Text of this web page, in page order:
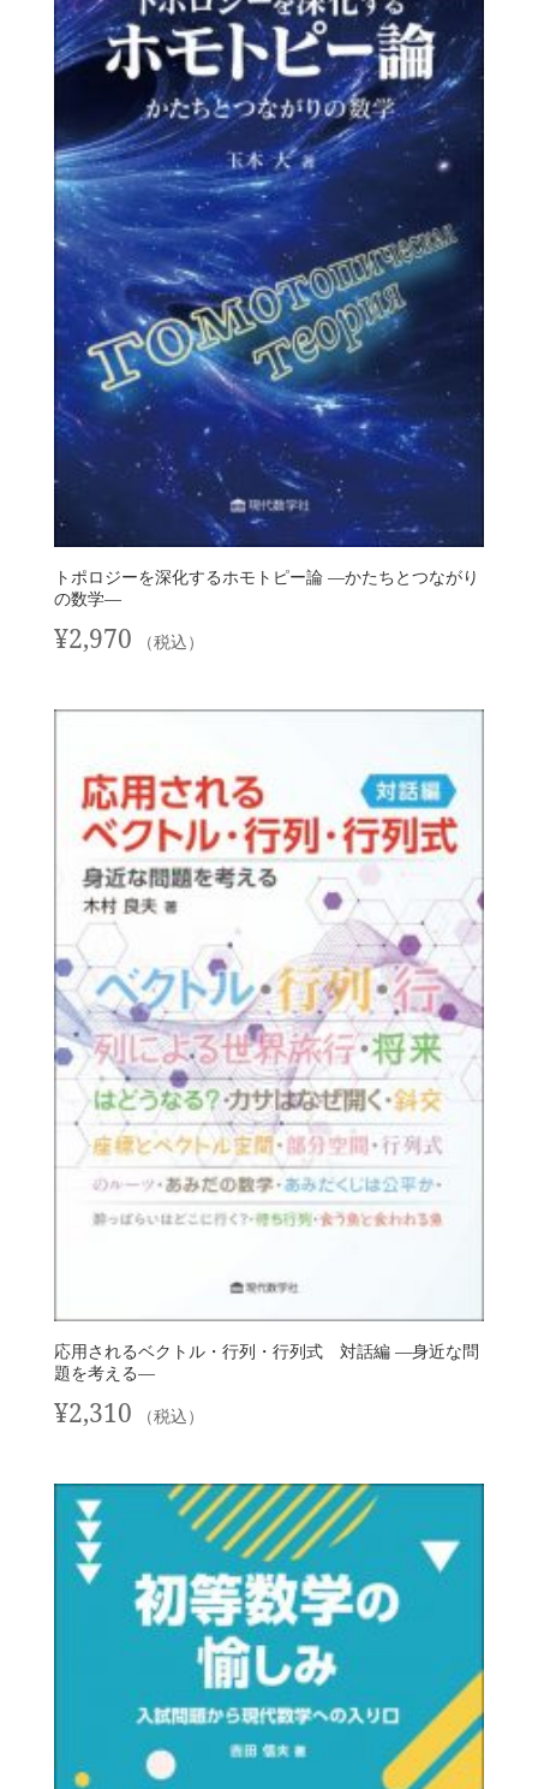
トポロジーを深化するホモトピー論 —かたちとつながり
の数学—
¥2,970 （税込）
応用されるベクトル・行列・行列式 対話編 —身近な問
題を考える—
¥2,310 （税込）